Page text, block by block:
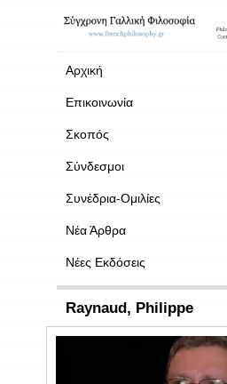
Αρχική
Επικοινωνία
Σκοπός
Σύνδεσμοι
Συνέδρια-Ομιλίες
Νέα Άρθρα
Νέες Εκδόσεις
Raynaud, Philippe